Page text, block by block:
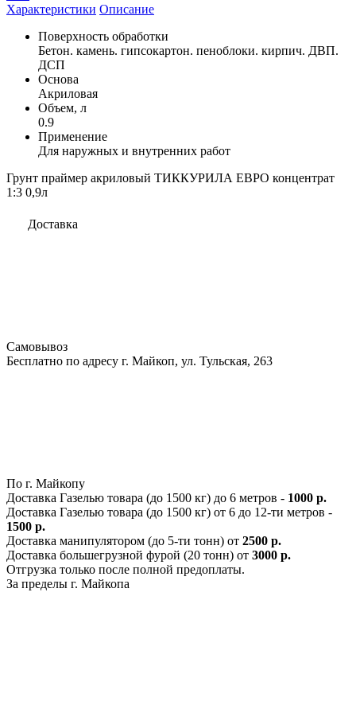
Характеристики Описание
Поверхность обработки
Бетон. камень. гипсокартон. пеноблоки. кирпич. ДВП.
ДСП
Основа
Акриловая
Объем, л
0.9
Применение
Для наружных и внутренних работ
Грунт праймер акриловый ТИККУРИЛА ЕВРО концентрат
1:3 0,9л
Доставка
Самовывоз
Бесплатно по адресу г. Майкоп, ул. Тульская, 263
По г. Майкопу
Доставка Газелью товара (до 1500 кг) до 6 метров - 1000 р.
Доставка Газелью товара (до 1500 кг) от 6 до 12-ти метров -
1500 р.
Доставка манипулятором (до 5-ти тонн) от 2500 р.
Доставка большегрузной фурой (20 тонн) от 3000 р.
Отгрузка только после полной предоплаты.
За пределы г. Майкопа